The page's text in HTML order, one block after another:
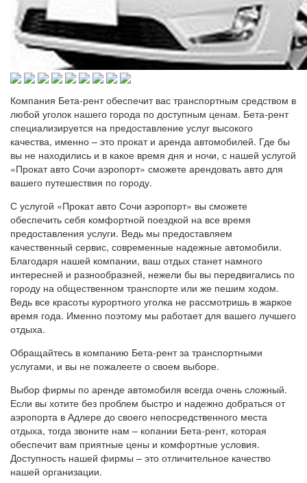
Компания Бета-рент обеспечит вас транспортным средством в
любой уголок нашего города по доступным ценам. Бета-рент
специализируется на предоставление услуг высокого
качества, именно – это прокат и аренда автомобилей. Где бы
вы не находились и в какое время дня и ночи, с нашей услугой
«Прокат авто Сочи аэропорт» сможете арендовать авто для
вашего путешествия по городу.
С услугой «Прокат авто Сочи аэропорт» вы сможете
обеспечить себя комфортной поездкой на все время
предоставления услуги. Ведь мы предоставляем
качественный сервис, современные надежные автомобили.
Благодаря нашей компании, ваш отдых станет намного
интересней и разнообразней, нежели бы вы передвигались по
городу на общественном транспорте или же пешим ходом.
Ведь все красоты курортного уголка не рассмотришь в жаркое
время года. Именно поэтому мы работает для вашего лучшего
отдыха.
Обращайтесь в компанию Бета-рент за транспортными
услугами, и вы не пожалеете о своем выборе.
Выбор фирмы по аренде автомобиля всегда очень сложный.
Если вы хотите без проблем быстро и надежно добраться от
аэропорта в Адлере до своего непосредственного места
отдыха, тогда звоните нам – копании Бета-рент, которая
обеспечит вам приятные цены и комфортные условия.
Доступность нашей фирмы – это отличительное качество
нашей организации.